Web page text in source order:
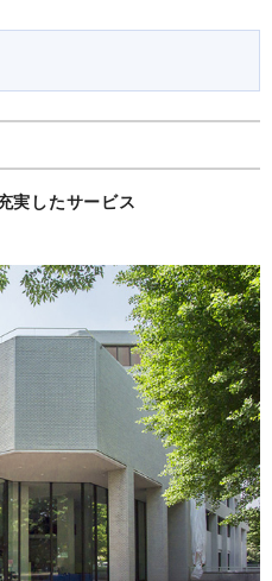
実したサービス